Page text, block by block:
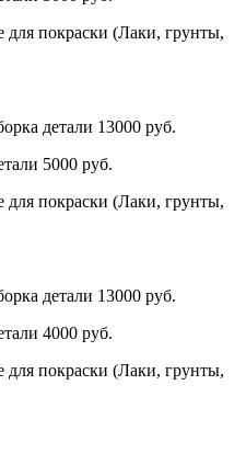
покраски (Лаки, грунты,
детали 13000 руб.
5000 руб.
покраски (Лаки, грунты,
детали 13000 руб.
4000 руб.
покраски (Лаки, грунты,